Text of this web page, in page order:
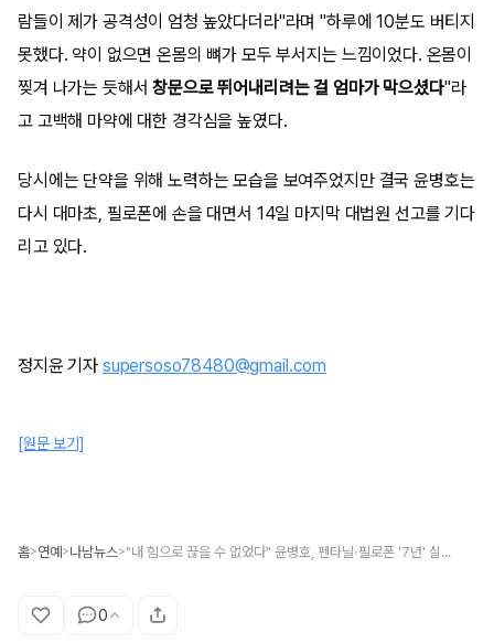
람들이 제가 공격성이 엄청 높았다더라"라며 "하루에 10분도 버티지
못했다. 약이 없으면 온몸의 뼈가 모두 부서지는 느낌이었다. 온몸이
찢겨 나가는 듯해서창문으로 뛰어내리려는 걸 엄마가 막으셨다"라
고 고백해 마약에 대한 경각심을 높였다.
당시에는 단약을 위해 노력하는 모습을 보여주었지만 결국 윤병호는
다시 대마초, 필로폰에 손을 대면서 14일 마지막 대법원 선고를 기다
리고 있다.
정지윤 기자 supersoso78480@gmail.com
[원문 보기]
홈>연예 >나남뉴스> "내 힘으로 끊을 수 없었다" 윤병호, 펜타닐·필로폰 '7년' 실형 대법원까지
0